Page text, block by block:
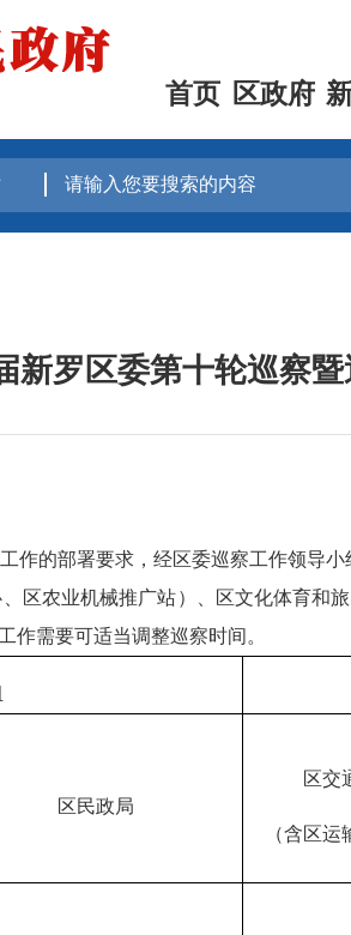
首页 区政府
新罗区委第十轮巡察
的部署要求，经区委巡察工作领导小
区农业机械推广站）、区文化体育和
作需要可适当调整巡察时间。
区民政局
区交
（含区运